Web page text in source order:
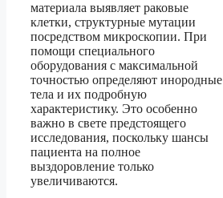
материала выявляет раковые
клетки, структурные мутации
посредством микроскопии. При
помощи специального
оборудования с максимальной
точностью определяют инородные
тела и их подробную
характеристику. Это особенно
важно в свете предстоящего
исследования, поскольку шансы
пациента на полное
выздоровление только
увеличиваются.